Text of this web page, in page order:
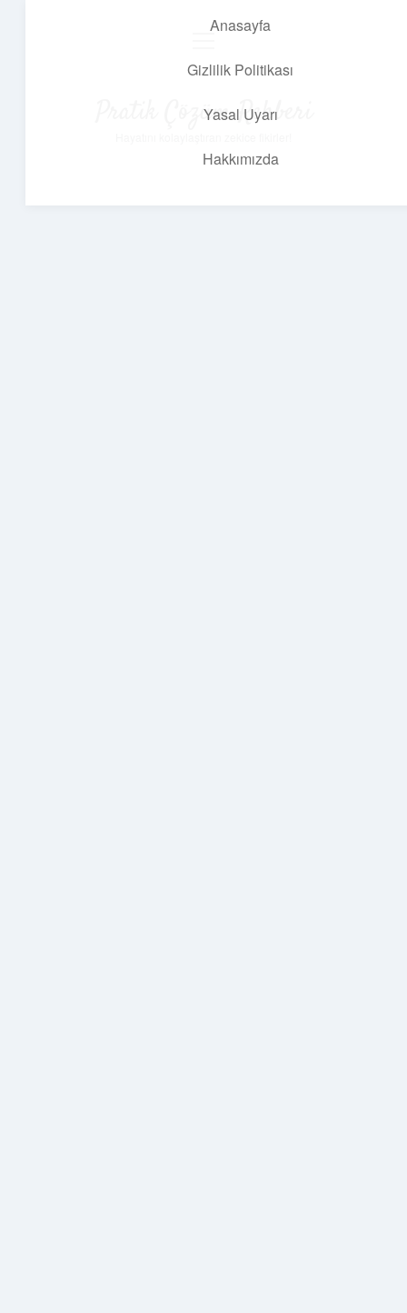
Anasayfa
Gizlilik Politikası
Yasal Uyarı
Hakkımızda
Pratik Çözüm Rehberi